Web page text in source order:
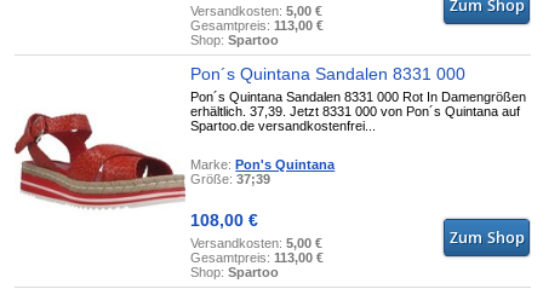
Versandkosten:5,00 €
Gesamtpreis:113,00 €
Shop:Spartoo
Pon´s Quintana Sandalen 8331 000
Pon´s Quintana Sandalen 8331 000 Rot In Damengrößen
erhältlich. 37,39. Jetzt 8331 000 von Pon´s Quintana auf
Spartoo.de versandkostenfrei...
Marke:Pon's Quintana
Größe:37;39
108,00 €
Versandkosten:5,00 €
Gesamtpreis:113,00 €
Shop:Spartoo